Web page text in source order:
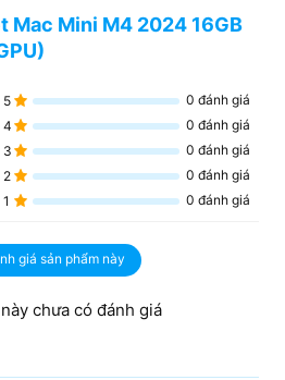
mở rộng không gian
(10CPU 10GPU) ghi điểm
với kích thước cực kỳ khiêm tốn:
kg, người dùng có thể dễ dàng
từ bàn làm việc diện tích nhỏ
các hệ thống giải trí tại gia.
Mac Mini M4 2024 16GB
5 0 đánh giá
4
0 đánh giá
3
0 đánh giá
2
0 đánh giá
1
0 đánh giá
giá sản phẩm này
chưa có đánh giá